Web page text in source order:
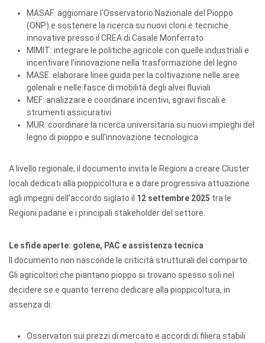
MASAF: aggiornare l'Osservatorio Nazionale del Pioppo
(ONP) e sostenere la ricerca su nuovi cloni e tecniche
innovative presso il CREA di Casale Monferrato
MIMIT: integrare le politiche agricole con quelle industriali e
incentivare l'innovazione nella trasformazione del legno
MASE: elaborare linee guida per la coltivazione nelle aree
golenali e nelle fasce di mobilità degli alvei fluviali
MEF: analizzare e coordinare incentivi, sgravi fiscali e
strumenti assicurativi
MUR: coordinare la ricerca universitaria su nuovi impieghi del
legno di pioppo e sull'innovazione tecnologica
A livello regionale, il documento invita le Regioni a creare Cluster
locali dedicati alla pioppicoltura e a dare progressiva attuazione
agli impegni dell'accordo siglato il 12 settembre 2025 tra le
Regioni padane e i principali stakeholder del settore.
Le sfide aperte: golene, PAC e assistenza tecnica
Il documento non nasconde le criticità strutturali del comparto.
Gli agricoltori che piantano pioppo si trovano spesso soli nel
decidere se e quanto terreno dedicare alla pioppicoltura, in
assenza di:
Osservatori sui prezzi di mercato e accordi di filiera stabili